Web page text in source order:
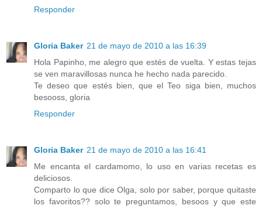
Responder
Gloria Baker 21 de mayo de 2010 a las 16:39
Hola Papinho, me alegro que estés de vuelta. Y estas tejas
se ven maravillosas nunca he hecho nada parecido.
Te deseo que estés bien, que el Teo siga bien, muchos
besooss, gloria
Responder
Gloria Baker 21 de mayo de 2010 a las 16:41
Me encanta el cardamomo, lo uso en varias recetas es
deliciosos.
Comparto lo que dice Olga, solo por saber, porque quitaste
los favoritos?? solo te preguntamos, besoos y que este